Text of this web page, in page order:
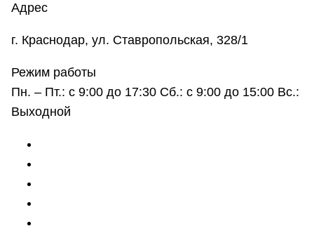
Адрес
г. Краснодар, ул. Ставропольская, 328/1
Режим работы
Пн. – Пт.: с 9:00 до 17:30 Сб.: с 9:00 до 15:00 Вс.:
Выходной